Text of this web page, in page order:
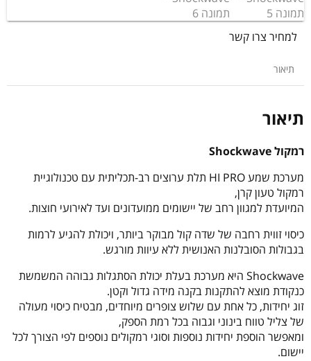
למחיר צרו קשר
תיאור
תיאור
רמקול Shockwave
מערכת שמע HI PRO תלת ערוצים רב-תכליתית עם טכנולוגיית
רמקול טעון קרן,
המיועדת למגוון רחב של יישומים ממועדונים ועד לאירועי חוצות.
כיסוי זווית רחבה של שדה קול מבוקר ביותר, ויכולת להגיע לרמות
בגבולות הסובלנות האנושית ללא עיוות מורגש.
Shockwave היא מערכת בעלת יכולת הסתגלות גבוהה המשמשת
כנקודת מוצא להתקנות בקנה מידה גדול וקטן.
זוג יחידות, כל אחת עם שלוש צופרים מיוחדים, מבטיח כיסוי מעולה
של צליל טווח בינוני וגבוה בכל רמת הספק,
ומאפשר הוספת יחידות נוספות וסוגי רמקולים נוספים לפי הצורך לכל
יישום.